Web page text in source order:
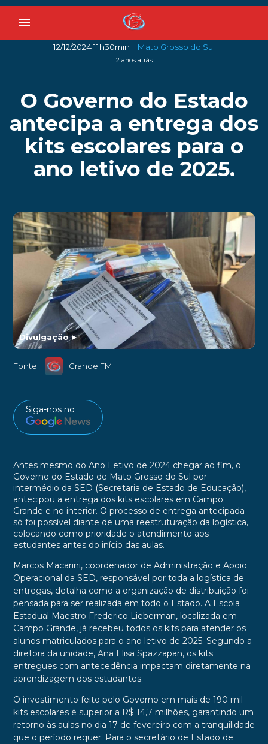
menu
12/12/2024 11h30min - Mato Grosso do Sul
2 anos atrás
O Governo do Estado
antecipa a entrega dos
kits escolares para o
ano letivo de 2025.
Divulgação►
Fonte: Grande FM
Siga-nos no
Antes mesmo do Ano Letivo de 2024 chegar ao fim, o
Governo do Estado de Mato Grosso do Sul por
intermédio da SED (Secretaria de Estado de Educação),
antecipou a entrega dos kits escolares em Campo
Grande e no interior. O processo de entrega antecipada
só foi possível diante de uma reestruturação da logística,
colocando como prioridade o atendimento aos
estudantes antes do início das aulas.
Marcos Macarini, coordenador de Administração e Apoio
Operacional da SED, responsável por toda a logística de
entregas, detalha como a organização de distribuição foi
pensada para ser realizada em todo o Estado. A Escola
Estadual Maestro Frederico Lieberman, localizada em
Campo Grande, já recebeu todos os kits para atender os
alunos matriculados para o ano letivo de 2025. Segundo a
diretora da unidade, Ana Elisa Spazzapan, os kits
entregues com antecedência impactam diretamente na
aprendizagem dos estudantes.
O investimento feito pelo Governo em mais de 190 mil
kits escolares é superior a R$ 14,7 milhões, garantindo um
retorno às aulas no dia 17 de fevereiro com a tranquilidade
que o período requer. Para o secretário de Estado de